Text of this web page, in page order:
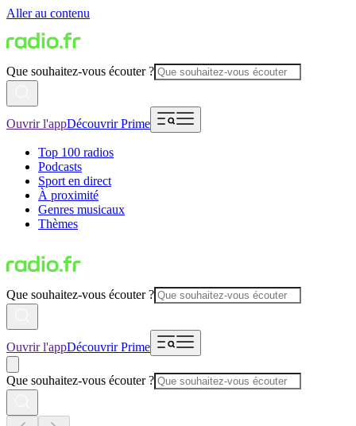
Aller au contenu
Que souhaitez-vous écouter ?
Ouvrir l'appDécouvrir Prime
Top 100 radios
Podcasts
Sport en direct
À proximité
Genres musicaux
Thèmes
Que souhaitez-vous écouter ?
Ouvrir l'appDécouvrir Prime
Que souhaitez-vous écouter ?